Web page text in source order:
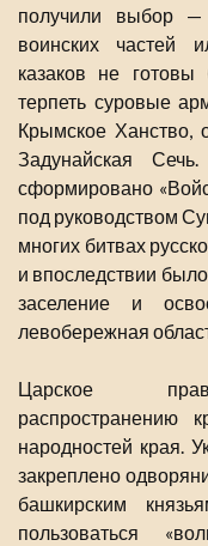
получили выбор
воинских частей
казаков не
терпеть суровые
Крымское Ханство,
Задунайская
сформировано
под руководством
многих битвах
и впоследствии
заселение и
левобережная
Царское
распространению
народностей края.
закреплено
башкирским
пользоваться